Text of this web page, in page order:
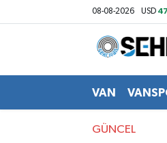
08-08-2026 USD
VAN
GÜNCEL
Van Nöbetçi Eczaneler
Van Hava Durumu
VAN Namaz Vakitleri